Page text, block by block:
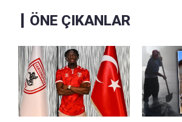
ÖNE ÇIKANLAR